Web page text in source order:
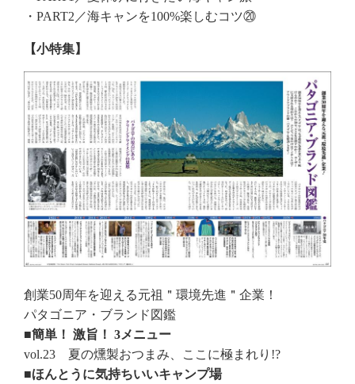
・PART2／海キャンを100%楽しむコツ⑳
【小特集】
創業50周年を迎える元祖＂環境先進＂企業！
パタゴニア・ブランド図鑑
■簡単！ 激旨！ 3メニュー
vol.23 夏の燻製おつまみ、ここに極まれり!?
■ほんとうに気持ちいいキャンプ場